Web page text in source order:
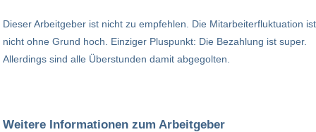
Dieser Arbeitgeber ist nicht zu empfehlen. Die Mitarbeiterfluktuation ist
nicht ohne Grund hoch. Einziger Pluspunkt: Die Bezahlung ist super.
Allerdings sind alle Überstunden damit abgegolten.
Weitere Informationen zum Arbeitgeber